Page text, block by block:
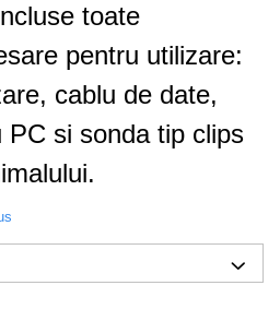
toate
pentru utilizare:
cablu de date,
PC si sonda tip clips